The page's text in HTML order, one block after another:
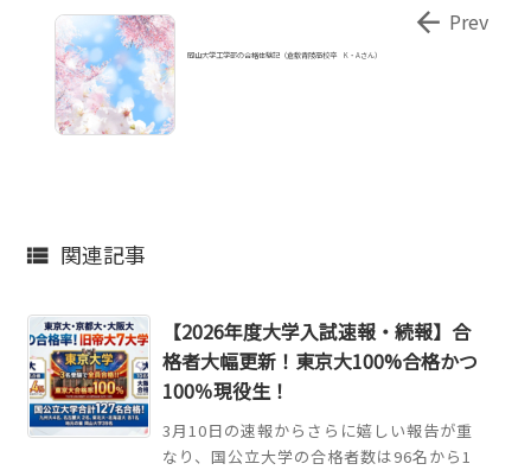
岡山大学工学部の合格体験記（倉敷青陵高校卒 K・Aさん）
 Prev
 関連記事
【2026年度大学入試速報・続報】合
格者大幅更新！東京大100%合格かつ
100％現役生！
3月10日の速報からさらに嬉しい報告が重
なり、国公立大学の合格者数は96名から1